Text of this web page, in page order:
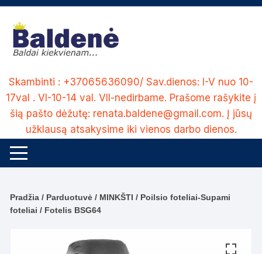
Skip
content
Skambinti : +37065636090/ Sav.dienos: I-V nuo 10-
17val . VI-10-14 val. VII-nedirbame. Prašome rašykite į
šią pašto dėžutę: renata.baldene@gmail.com. Į jūsų
užklausą atsakysime iki vienos darbo dienos.
Pradžia / Parduotuvė / MINKŠTI / Poilsio foteliai-Supami
foteliai / Fotelis BSG64